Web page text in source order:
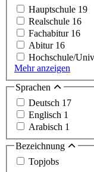
Hauptschule 19
Realschule 16
Fachabitur 16
Abitur 16
Hochschule/
Mehr anzeigen
Sprachen
Deutsch 17
Englisch 1
Arabisch 1
Bezeichnung
Topjobs